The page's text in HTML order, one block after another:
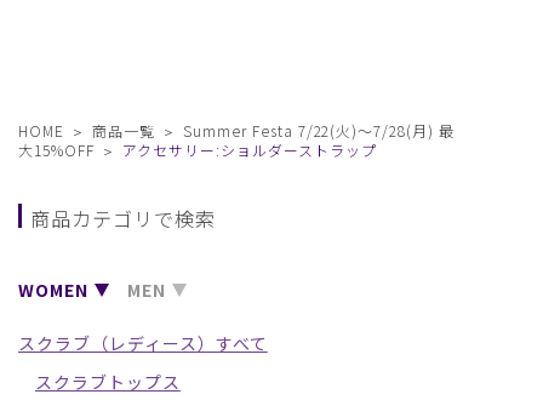
HOME 商品一覧
Summer Festa 7/22(火)〜7/28(月) 最
大15%OFF
アクセサリー:ショルダーストラップ
商品カテゴリで検索
WOMEN MEN
スクラブ（レディース）すべて
スクラブトップス